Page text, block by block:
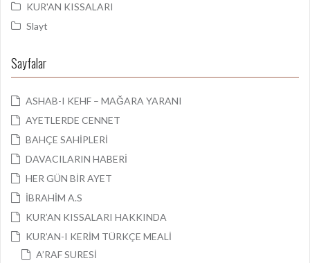
KUR'AN KISSALARI
Slayt
Sayfalar
ASHAB-I KEHF – MAĞARA YARANI
AYETLERDE CENNET
BAHÇE SAHİPLERİ
DAVACILARIN HABERİ
HER GÜN BİR AYET
İBRAHİM A.S
KUR’AN KISSALARI HAKKINDA
KUR’AN-I KERİM TÜRKÇE MEALİ
A’RAF SURESİ